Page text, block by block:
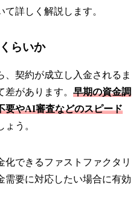
詳しく解説します。
らいか
契約が成立し入金されるま
があります。 早期の資金調
要やAI審査などのスピード
ょう。
できるファストファクタリ
需要に対応したい場合に有効